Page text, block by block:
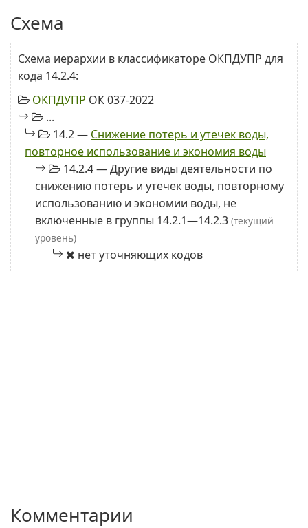
Схема
Схема иерархии в классификаторе ОКПДУПР для
кода 14.2.4:
ОКПДУПР ОК 037-2022
...
14.2 — Снижение потерь и утечек воды,
повторное использование и экономия воды
14.2.4 — Другие виды деятельности по
снижению потерь и утечек воды, повторному
использованию и экономии воды, не
включенные в группы 14.2.1—14.2.3 (текущий
уровень)
нет уточняющих кодов
Комментарии